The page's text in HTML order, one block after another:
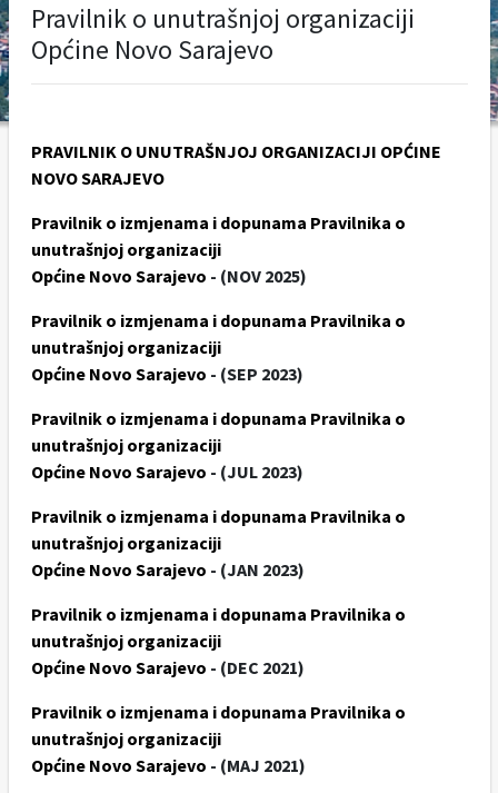
Pravilnik o unutrašnjoj organizaciji
Općine Novo Sarajevo
PRAVILNIK O UNUTRAŠNJOJ ORGANIZACIJI OPĆINE
NOVO SARAJEVO
Pravilnik o izmjenama i dopunama Pravilnika o
unutrašnjoj organizaciji
Općine Novo Sarajevo - (NOV 2025)
Pravilnik o izmjenama i dopunama Pravilnika o
unutrašnjoj organizaciji
Općine Novo Sarajevo - (SEP 2023)
Pravilnik o izmjenama i dopunama Pravilnika o
unutrašnjoj organizaciji
Općine Novo Sarajevo - (JUL 2023)
Pravilnik o izmjenama i dopunama Pravilnika o
unutrašnjoj organizaciji
Općine Novo Sarajevo - (JAN 2023)
Pravilnik o izmjenama i dopunama Pravilnika o
unutrašnjoj organizaciji
Općine Novo Sarajevo - (DEC 2021)
Pravilnik o izmjenama i dopunama Pravilnika o
unutrašnjoj organizaciji
Općine Novo Sarajevo - (MAJ 2021)